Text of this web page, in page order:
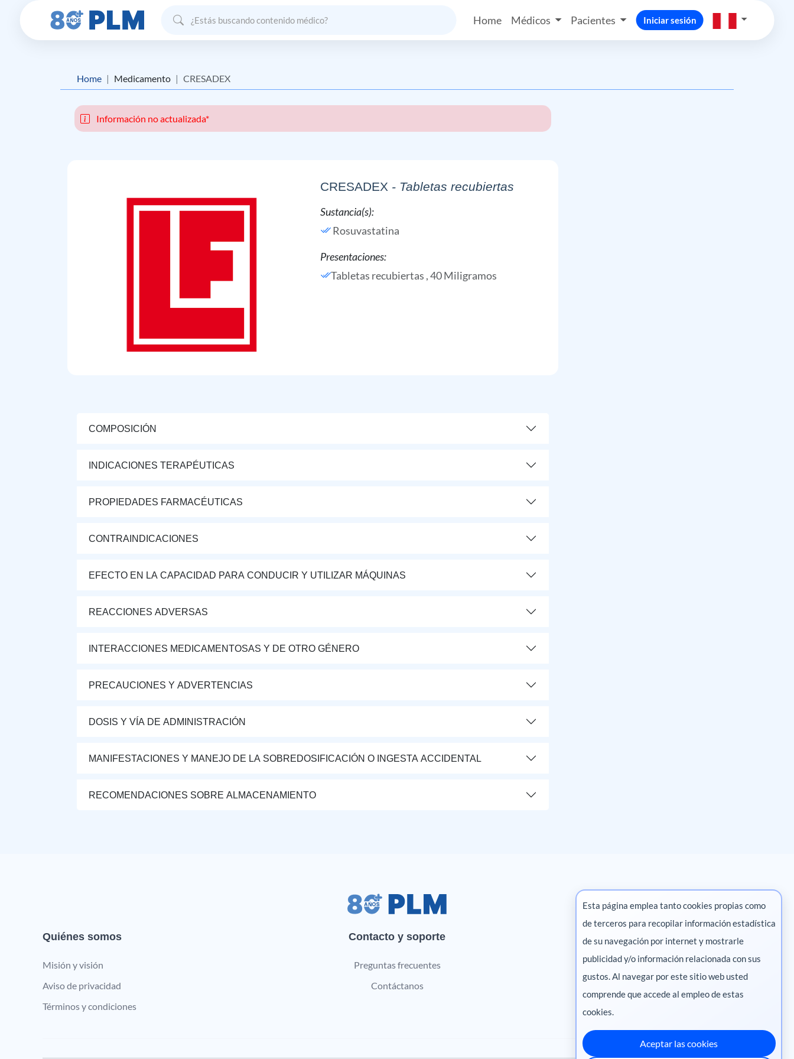
Home Médicos Pacientes Iniciar sesión
Home Medicamento CRESADEX
Información no actualizada*
CRESADEX - Tabletas recubiertas
Sustancia(s):
Rosuvastatina
Presentaciones:
Tabletas recubiertas , 40 Miligramos
COMPOSICIÓN
INDICACIONES TERAPÉUTICAS
PROPIEDADES FARMACÉUTICAS
CONTRAINDICACIONES
EFECTO EN LA CAPACIDAD PARA CONDUCIR Y UTILIZAR MÁQUINAS
REACCIONES ADVERSAS
INTERACCIONES MEDICAMENTOSAS Y DE OTRO GÉNERO
PRECAUCIONES Y ADVERTENCIAS
DOSIS Y VÍA DE ADMINISTRACIÓN
MANIFESTACIONES Y MANEJO DE LA SOBREDOSIFICACIÓN O INGESTA ACCIDENTAL
RECOMENDACIONES SOBRE ALMACENAMIENTO
Quiénes somos
Misión y visión
Aviso de privacidad
Términos y condiciones
Contacto y soporte
Preguntas frecuentes
Contáctanos
Marketing digital
Pharma
Esta página emplea tanto cookies propias como
de terceros para recopilar información estadística
de su navegación por internet y mostrarle
publicidad y/o información relacionada con sus
gustos. Al navegar por este sitio web usted
comprende que accede al empleo de estas
cookies.
Aceptar las cookies